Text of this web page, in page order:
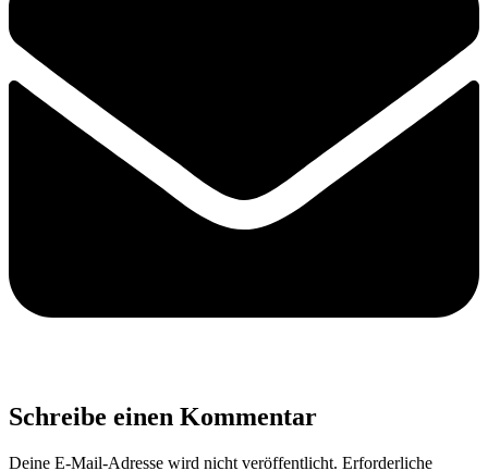
Schreibe einen Kommentar
Deine E-Mail-Adresse wird nicht veröffentlicht. Erforderliche